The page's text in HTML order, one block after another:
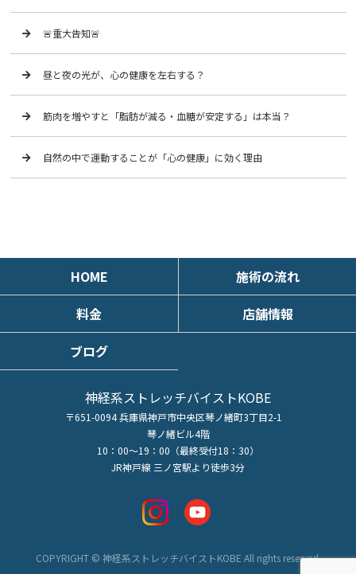
🚨重大告知🚨
昼と夜の光が、心の健康を左右する？
筋肉を増やすと「脂肪が減る・血糖が安定する」は本当？
自然の中で運動することが「心の健康」に効く理由
HOME
施術の流れ
料金
店舗情報
ブログ
神経系ストレッチバイストKOBE
〒651-0094 兵庫県神戸市中央区琴ノ緒町3丁目2-1
琴ノ緒ビル4階
10：00～19：00（最終受付18：30）
JR神戸線 三ノ宮駅より徒歩3分
COPYRIGHT © 神経系ストレッチバイストKOBE All rights reserved.